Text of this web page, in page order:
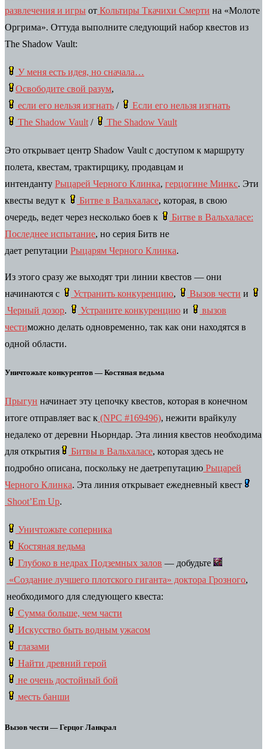
развлечения и игры от Кольтиры Ткачихи Смерти на «Молоте
Оргрима». Оттуда выполните следующий набор квестов из
The Shadow Vault:
У меня есть идея, но сначала…
Освободите свой разум,
если его нельзя изгнать /
Если его нельзя изгнать
The Shadow Vault / The Shadow Vault
Это открывает центр Shadow Vault с доступом к маршруту
полета, квестам, трактирщику, продавцам и
интенданту Рыцарей Черного Клинка, герцогине Минкс. Эти
квесты ведут к
Битве в Вальхаласе, которая, в свою
очередь, ведет через несколько боев к
Битве в Вальхаласе:
Последнее испытание, но серия Битв не
дает репутации Рыцарям Черного Клинка.
Из этого сразу же выходят три линии квестов — они
начинаются с
Устранить конкуренцию, Вызов чести и
Черный дозор. Устраните конкуренцию и
вызов
честиможно делать одновременно, так как они находятся в
одной области.
Уничтожьте конкурентов — Костяная ведьма
Прыгун начинает эту цепочку квестов, которая в конечном
итоге отправляет вас к (NPC #169496), нежити врайкулу
недалеко от деревни Ньорндар. Эта линия квестов необходима
для открытия
Битвы в Вальхаласе, которая здесь не
подробно описана, поскольку не даетрепутацию Рыцарей
Черного Клинка. Эта линия открывает ежедневный квест
Shoot’Em Up.
Уничтожьте соперника
Костяная ведьма
Глубоко в недрах Подземных залов — добудьте
«Создание лучшего плотского гиганта» доктора Грозного,
необходимого для следующего квеста:
Сумма больше, чем части
Искусство быть водным ужасом
глазами
Найти древний герой
не очень достойный бой
месть банши
Вызов чести — Герцог Ланкрал